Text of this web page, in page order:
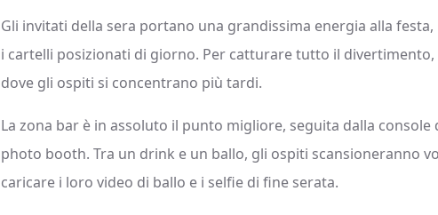
Gli invitati della sera portano una grandissima energia alla
i cartelli posizionati di giorno. Per catturare tutto il divertimento,
dove gli ospiti si concentrano più tardi.
La zona bar è in assoluto il punto migliore, seguita dalla console
photo booth. Tra un drink e un ballo, gli ospiti scansioneranno
caricare i loro video di ballo e i selfie di fine serata.